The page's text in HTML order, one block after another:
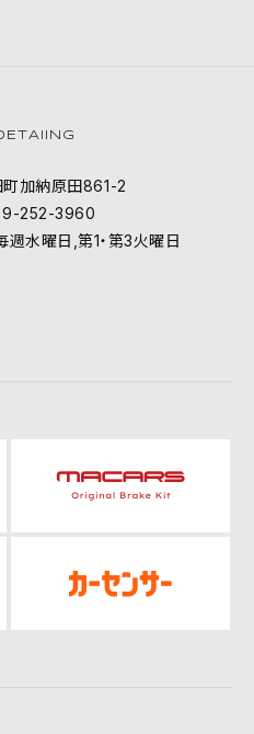
加納原田861-2
252-3960
水曜日,第1・第3火曜日